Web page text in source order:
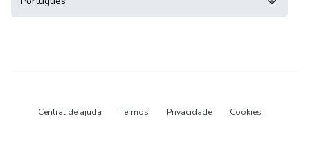
Central de ajuda Termos Privacidade Cookies